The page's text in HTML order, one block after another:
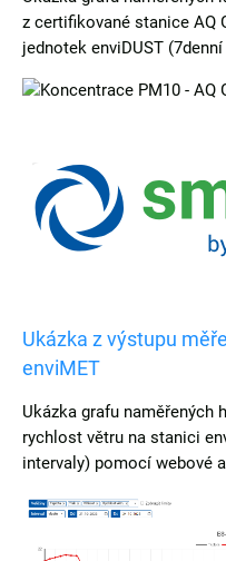
z certifikované stanice AQ
jednotek enviDUST
Ukázka z výstupu
enviMET
Ukázka grafu naměřených
rychlost větru na stanici
intervaly) pomocí webové